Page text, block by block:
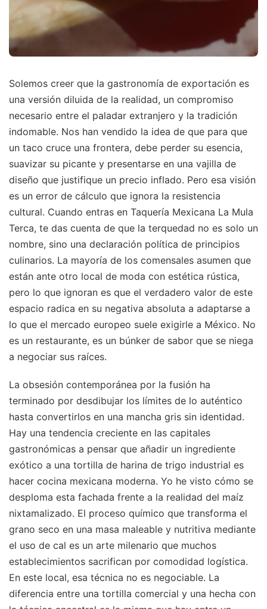
Solemos creer que la gastronomía de exportación es
una versión diluida de la realidad, un compromiso
necesario entre el paladar extranjero y la tradición
indomable. Nos han vendido la idea de que para que
un taco cruce una frontera, debe perder su esencia,
suavizar su picante y presentarse en una vajilla de
diseño que justifique un precio inflado. Pero esa visión
es un error de cálculo que ignora la resistencia
cultural. Cuando entras en Taquería Mexicana La Mula
Terca, te das cuenta de que la terquedad no es solo un
nombre, sino una declaración política de principios
culinarios. La mayoría de los comensales asumen que
están ante otro local de moda con estética rústica,
pero lo que ignoran es que el verdadero valor de este
espacio radica en su negativa absoluta a adaptarse a
lo que el mercado europeo suele exigirle a México. No
es un restaurante, es un búnker de sabor que se niega
a negociar sus raíces.
La obsesión contemporánea por la fusión ha
terminado por desdibujar los límites de lo auténtico
hasta convertirlos en una mancha gris sin identidad.
Hay una tendencia creciente en las capitales
gastronómicas a pensar que añadir un ingrediente
exótico a una tortilla de harina de trigo industrial es
hacer cocina mexicana moderna. Yo he visto cómo se
desploma esta fachada frente a la realidad del maíz
nixtamalizado. El proceso químico que transforma el
grano seco en una masa maleable y nutritiva mediante
el uso de cal es un arte milenario que muchos
establecimientos sacrifican por comodidad logística.
En este local, esa técnica no es negociable. La
diferencia entre una tortilla comercial y una hecha con